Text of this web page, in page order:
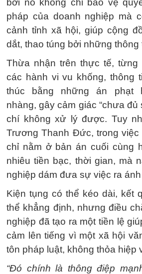
bởi nó không chỉ bảo vệ
pháp của doanh nghiệp mà
cảnh tỉnh xã hội, giúp cộng
dắt, thao túng bởi những thông
Thừa nhận trên thực tế, từng
các hành vi vu khống, thông
thúc bằng những án phạt
nhàng, gây cảm giác “chưa đủ
chí không xử lý được. Tuy
Trương Thanh Đức, trong việc
chỉ nằm ở bản án cuối cùng
nhiêu tiền bạc, thời gian, mà
nghiệp dám đưa sự việc ra
Kiện tụng có thể kéo dài, kết
thể khẳng định, nhưng điều
nghiệp đã tạo ra một tiền lệ
cảm lên tiếng vì một xã hội
tôn pháp luật, không thỏa hiệp
“Đó chính là thông điệp